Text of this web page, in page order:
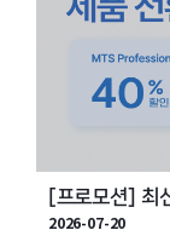
[프로모션] 최
시작하세요!
2026-07-20